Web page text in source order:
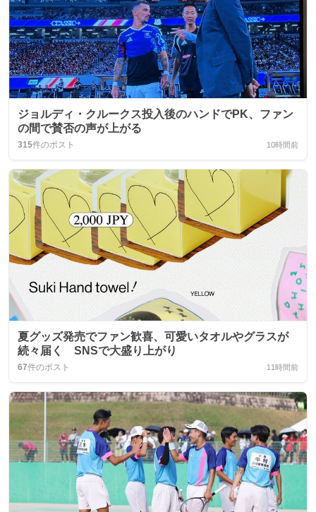
ジョルディ・クルークス投入後のハンドでPK、ファン
の間で賛否の声が上がる
315件のポスト 10時間前
夏グッズ発売でファン歓喜、可愛いタオルやグラスが
続々届く SNSで大盛り上がり
67件のポスト 11時間前